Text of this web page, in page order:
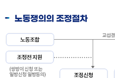
노동쟁의의 조정절차